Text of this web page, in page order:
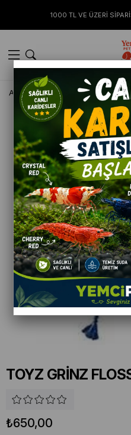
1000 TL VE ÜZERİ
Anasayfa KÖPEK
TOYZ GRİNZ
₺650,00